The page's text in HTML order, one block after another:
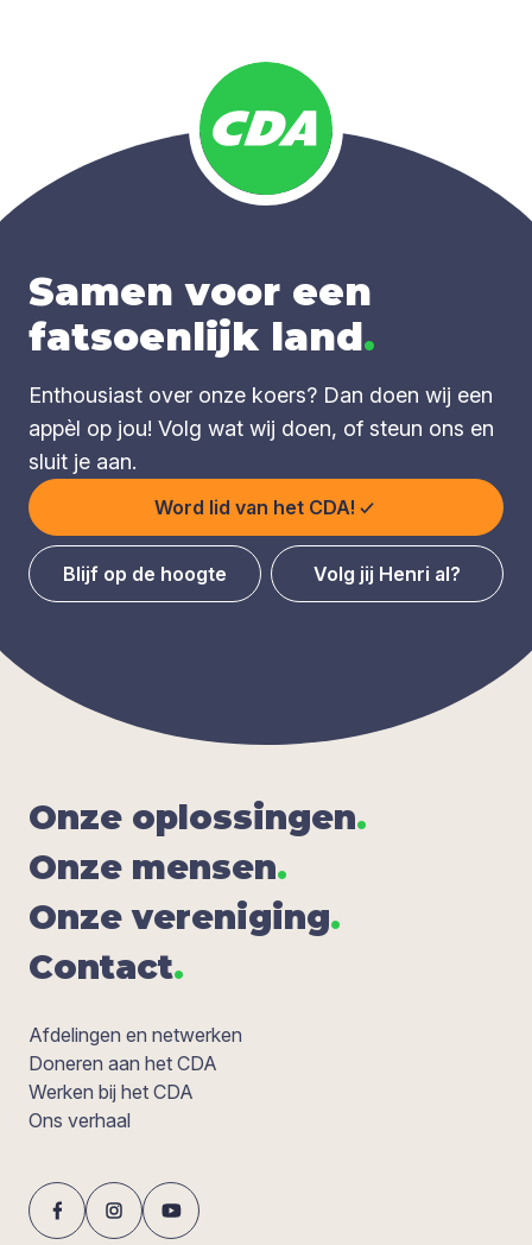
Samen voor een
fatsoenlijk land.
Enthousiast over onze koers? Dan doen wij een
appèl op jou! Volg wat wij doen, of steun ons en
sluit je aan.
Word lid van het CDA!
Blijf op de hoogte Volg jij Henri al?
Onze oplos­sin­gen.
Onze men­sen.
Onze ver­e­ni­ging.
Con­tact.
Afdelingen en netwerken
Doneren aan het CDA
Werken bij het CDA
Ons verhaal